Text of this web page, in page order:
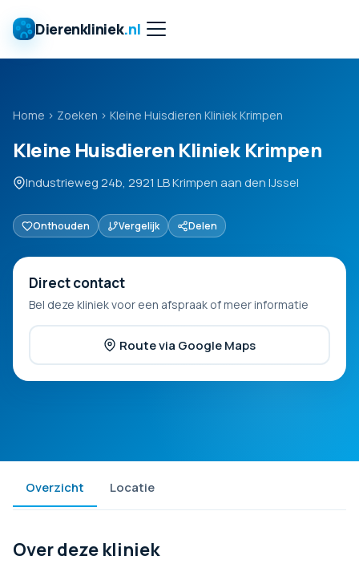
Dierenkliniek.nl
Home › Zoeken › Kleine Huisdieren Kliniek Krimpen
Kleine Huisdieren Kliniek Krimpen
Industrieweg 24b, 2921 LB Krimpen aan den IJssel
Onthouden Vergelijk Delen
Direct contact
Bel deze kliniek voor een afspraak of meer informatie
Route via Google Maps
Overzicht Locatie
Over deze kliniek